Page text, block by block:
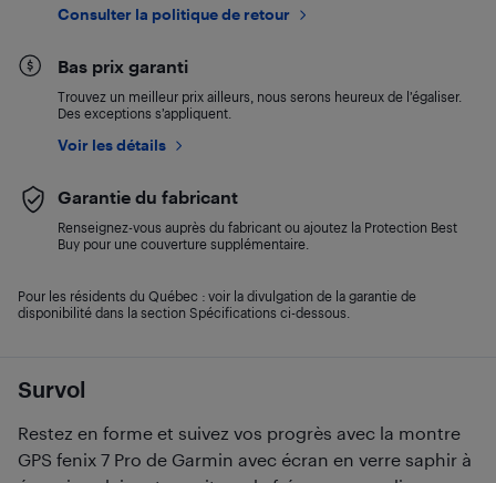
Survol
Restez en forme et suivez vos progrès avec la montre
GPS fenix 7 Pro de Garmin avec écran en verre saphir à
Consulter la politique de retour
Bas prix garanti
Trouvez un meilleur prix ailleurs, nous serons heureux de l’égaliser.
Des exceptions s’appliquent.
Voir les détails
Garantie du fabricant
Renseignez-vous auprès du fabricant ou ajoutez la Protection Best
Buy pour une couverture supplémentaire.
Pour les résidents du Québec : voir la divulgation de la garantie de
disponibilité dans la section Spécifications ci-dessous.